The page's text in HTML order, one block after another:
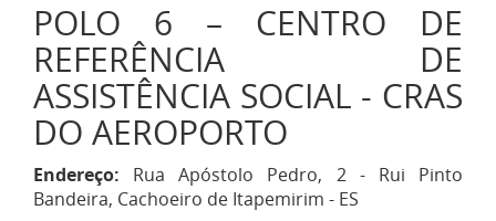
POLO 6 – CENTRO DE
REFERÊNCIA DE
ASSISTÊNCIA SOCIAL - CRAS
DO AEROPORTO
Endereço: Rua Apóstolo Pedro, 2 - Rui Pinto
Bandeira, Cachoeiro de Itapemirim - ES